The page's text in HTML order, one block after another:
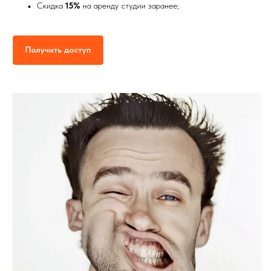
Скидка 15% на аренду студии заранее;
Получить доступ